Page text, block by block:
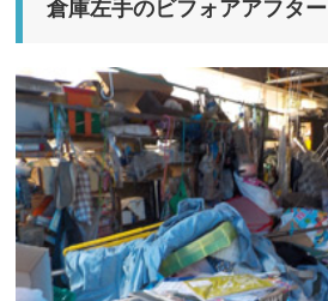
倉庫左手のビフォアアフター